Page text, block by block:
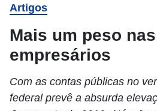
Artigos
Mais um peso
empresários
Com as contas públicas no
federal prevê a absurda